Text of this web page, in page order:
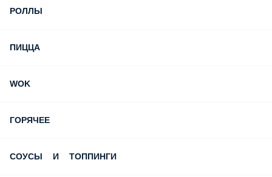
РОЛЛЫ
ПИЦЦА
WOK
ГОРЯЧЕЕ
СОУСЫ И ТОППИНГИ